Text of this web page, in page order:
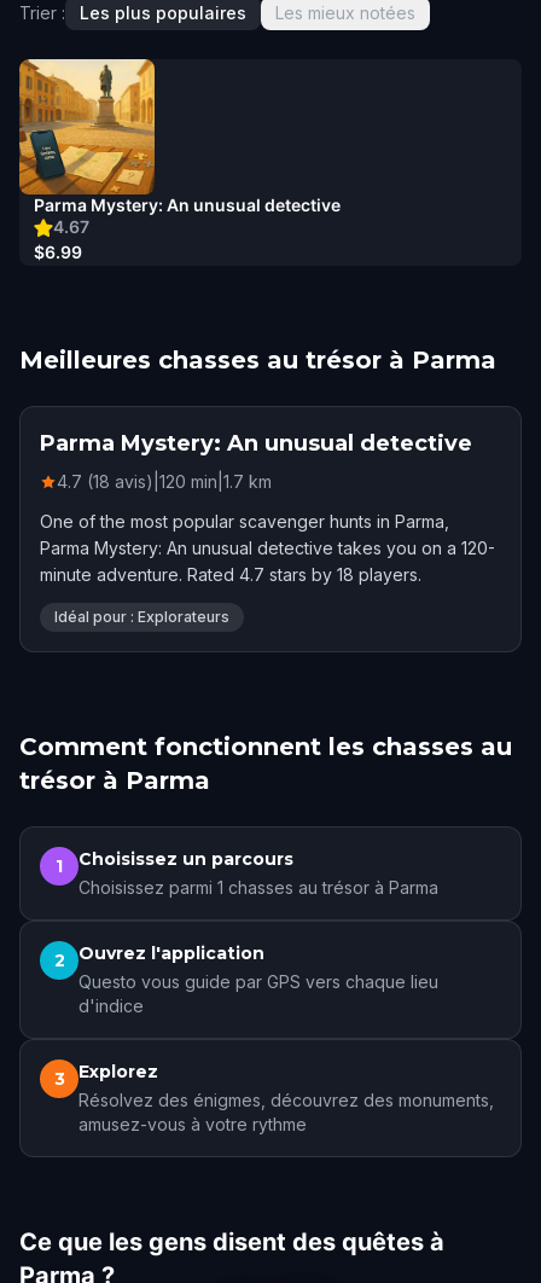
Trier : Les plus populaires Les mieux notées
4.67
Parma Mystery: An unusual detective
$6.99
Meilleures chasses au trésor à Parma
Parma Mystery: An unusual detective
4.7 (18 avis) 120 min 1.7 km
One of the most popular scavenger hunts in Parma,
Parma Mystery: An unusual detective takes you on a 120-
minute adventure. Rated 4.7 stars by 18 players.
Idéal pour : Explorateurs
Comment fonctionnent les chasses au
trésor à Parma
1 Choisissez un parcours
Choisissez parmi 1 chasses au trésor à Parma
2 Ouvrez l'application
Questo vous guide par GPS vers chaque lieu
d'indice
3 Explorez
Résolvez des énigmes, découvrez des monuments,
amusez-vous à votre rythme
Ce que les gens disent des quêtes à
Parma ?